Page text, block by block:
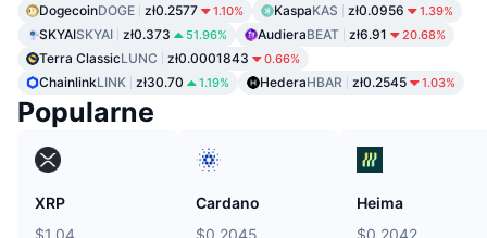
DogecoinDOGE zł0.2577 1.10% KaspaKAS zł0.0956 1.39%
SKYAISKYAI zł0.373 51.96% AudieraBEAT zł6.91 20.68%
Terra ClassicLUNC zł0.0001843 0.66%
ChainlinkLINK zł30.70 1.19% HederaHBAR zł0.2545 1.03%
Popularne
XRP
$1.04
Cardano
$0.2045
Heima
$0.2042